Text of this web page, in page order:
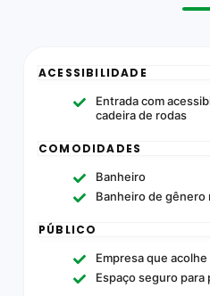
ACESSIBILIDADE
Entrada com
cadeira de rodas
COMODIDADES
Banheiro
Banheiro de gênero
PÚBLICO
Empresa que
Espaço seguro